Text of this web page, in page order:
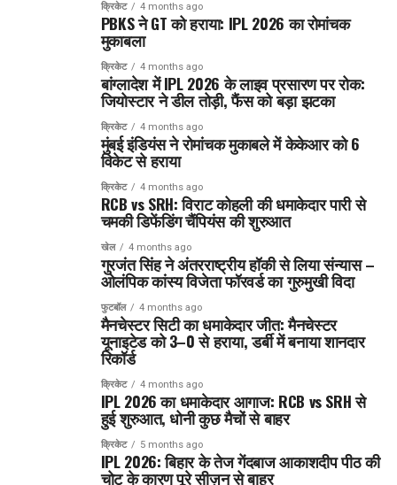
क्रिकेट 4 months ago
PBKS ने GT को हराया: IPL 2026 का रोमांचक
मुकाबला
क्रिकेट 4 months ago
बांग्लादेश में IPL 2026 के लाइव प्रसारण पर रोक:
जियोस्टार ने डील तोड़ी, फैंस को बड़ा झटका
क्रिकेट 4 months ago
मुंबई इंडियंस ने रोमांचक मुकाबले में केकेआर को 6
विकेट से हराया
क्रिकेट 4 months ago
RCB vs SRH: विराट कोहली की धमाकेदार पारी से
चमकी डिफेंडिंग चैंपियंस की शुरुआत
खेल 4 months ago
गुरजंत सिंह ने अंतरराष्ट्रीय हॉकी से लिया संन्यास –
ओलंपिक कांस्य विजेता फॉरवर्ड का गुरुमुखी विदा
फुटबॉल 4 months ago
मैनचेस्टर सिटी का धमाकेदार जीत: मैनचेस्टर
यूनाइटेड को 3–0 से हराया, डर्बी में बनाया शानदार
रिकॉर्ड
क्रिकेट 4 months ago
IPL 2026 का धमाकेदार आगाज: RCB vs SRH से
हुई शुरुआत, धोनी कुछ मैचों से बाहर
क्रिकेट 5 months ago
IPL 2026: बिहार के तेज गेंदबाज आकाशदीप पीठ की
चोट के कारण पूरे सीज़न से बाहर